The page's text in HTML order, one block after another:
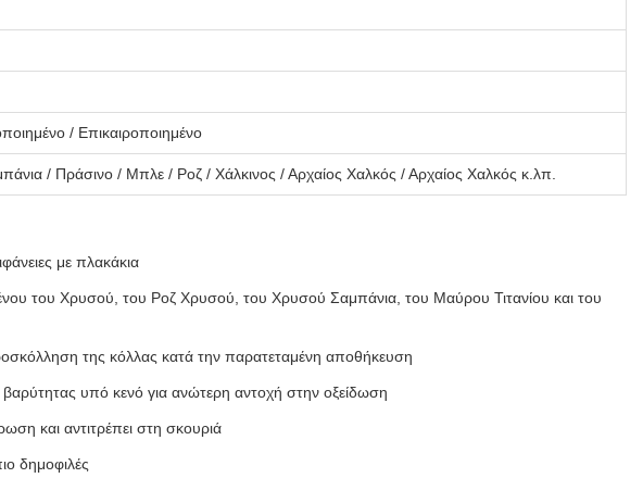
/ Επικαιροποιημένο
/ Πράσινο / Μπλε / Ροζ / Χάλκινος / Αρχαίος Χαλκός / Αρχαίος Χαλκός κ.λπ.
με πλακάκια
του Χρυσού, του Ροζ Χρυσού, του Χρυσού Σαμπάνια, του Μαύρου Τιτανίου και του
της κόλλας κατά την παρατεταμένη αποθήκευση
υπό κενό για ανώτερη αντοχή στην οξείδωση
και αντιτρέπει στη σκουριά
δημοφιλές